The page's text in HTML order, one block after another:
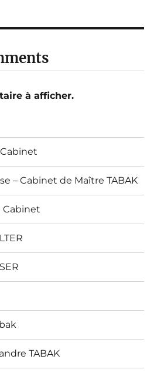
à afficher.
– Cabinet de Maître TABAK
TABAK